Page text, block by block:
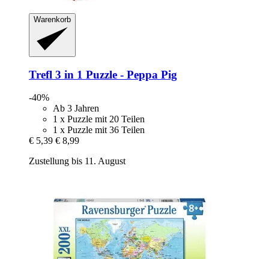
Warenkorb
Trefl 3 in 1 Puzzle -​ Peppa Pig
-40%
Ab 3 Jahren
1 x Puzzle mit 20 Teilen
1 x Puzzle mit 36 Teilen
€ 5,39 € 8,99
Zustellung bis 11. August